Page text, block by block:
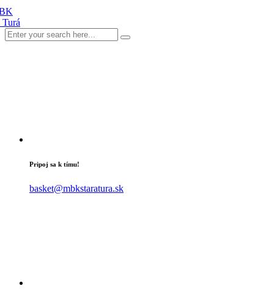
Pripoj sa k tímu!
basket@mbkstaratura.sk